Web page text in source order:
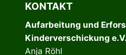
KONTAKT
Aufarbeitung und
Kinderverschickung e.V.
Anja Röhl